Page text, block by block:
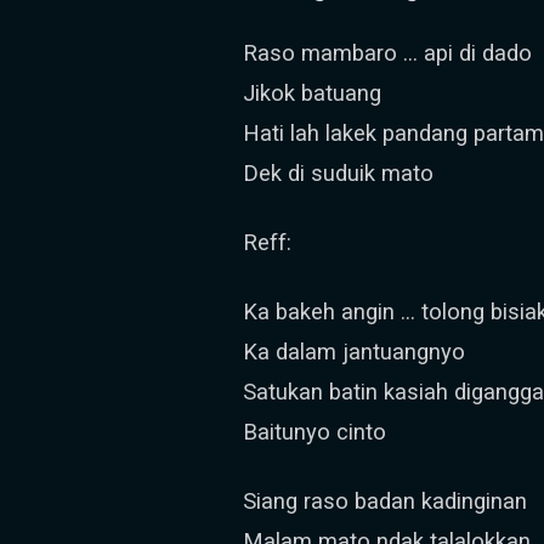
Raso mambaro … api di dado
Jikok batuang
Hati lah lakek pandang
Dek di suduik mato
Reff:
Ka bakeh angin … tolong
Ka dalam jantuangnyo
Satukan batin kasiah
Baitunyo cinto
Siang raso badan kadinginan